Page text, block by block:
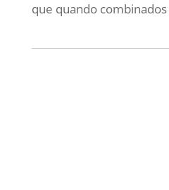
que quando